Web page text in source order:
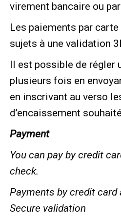
virement bancaire ou
Les paiements par
sujets à une validation
Il est possible de régler
plusieurs fois en
en inscrivant au verso
d’encaissement
Payment
You can pay by credit
check.
Payments by credit card
Secure validation